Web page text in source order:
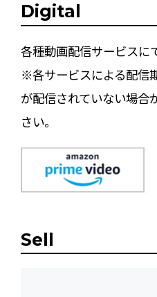
Digital
各種動画配信サービスに
※各サービスによる配信
が配信されていない場合
さい。
Sell